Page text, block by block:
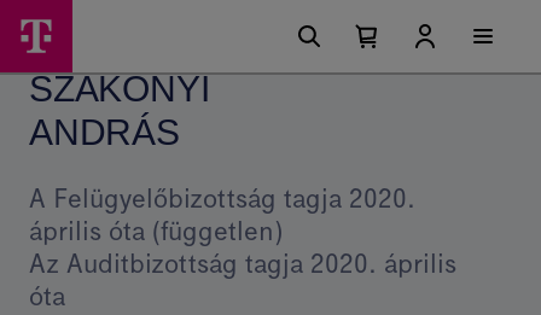
Szakonyi
András
Magyar
Csoport
Főmenü
lehetőségek
Kosárban
Kosár
SZAKONYI
ANDRÁS
A Felügyelőbizottság tagja 2020.
április óta (független)
Az Auditbizottság tagja 2020. április
óta